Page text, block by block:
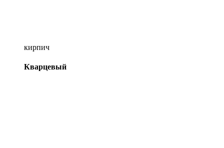
кирпич
Кварцевый